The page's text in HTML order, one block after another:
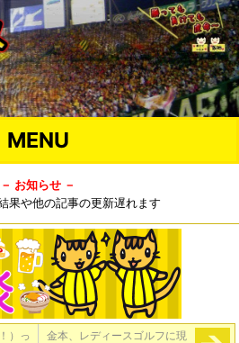
MENU
－ お知らせ －
果や他の記事の更新遅れます
）っ
金本、レディースゴルフに現